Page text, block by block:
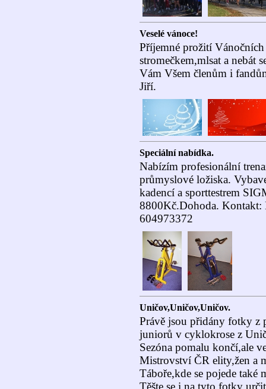
Veselé vánoce!
Příjemné prožití
stromečkem,mlsat a nebát
Vám Všem členům i
Jiří.
Speciální nabídka.
Nabízím profesionální
průmyslové ložiska.
kadencí a sporttestrem
8800Kč.Dohoda. Kontakt:
604973372
Uničov,Uničov,Uničov.
Právě jsou přidány fotky z
juniorů v cyklokrose z
Sezóna pomalu končí,ale
Mistrovství ČR elity,žen a
Táboře,kde se pojede také
Těšte se i na tyto fotky